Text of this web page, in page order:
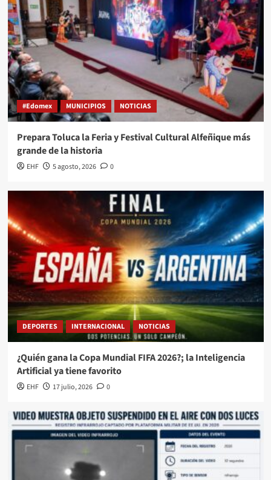
#Edomex MUNICIPIOS NOTICIAS
Prepara Toluca la Feria y Festival Cultural Alfeñique más
grande de la historia
EHF 5 agosto, 2026 0
DEPORTES INTERNACIONAL NOTICIAS
¿Quién gana la Copa Mundial FIFA 2026?; la Inteligencia
Artificial ya tiene favorito
EHF 17 julio, 2026 0